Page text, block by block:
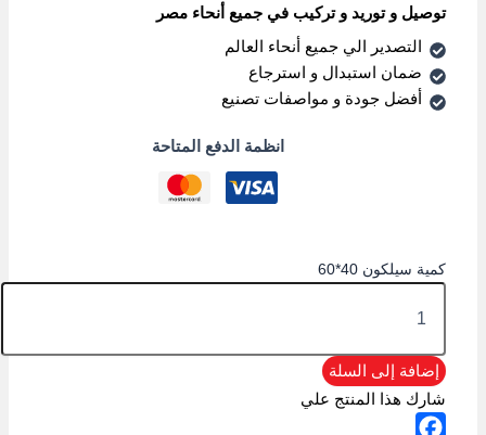
توصيل و توريد و تركيب في جميع أنحاء مصر
التصدير الي جميع أنحاء العالم
ضمان استبدال و استرجاع
أفضل جودة و مواصفات تصنيع
انظمة الدفع المتاحة
كمية سيلكون 40*60
إضافة إلى السلة
شارك هذا المنتج علي